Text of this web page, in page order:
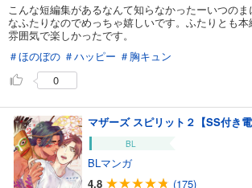
こんな短編集があるなんて知らなかったーいつのま
なふたりなのでめっちゃ嬉しいです。ふたりとも
雰囲気で楽しかったです。
＃ほのぼの ＃ハッピー ＃胸キュン
0
マザーズ スピリット２【SS付き電
BL
BLマンガ
4.8
(175)